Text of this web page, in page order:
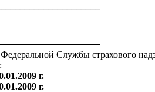
Службы страхового
г.
г.